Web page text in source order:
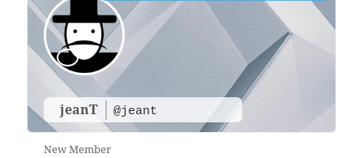
jeanT @jeant
New Member